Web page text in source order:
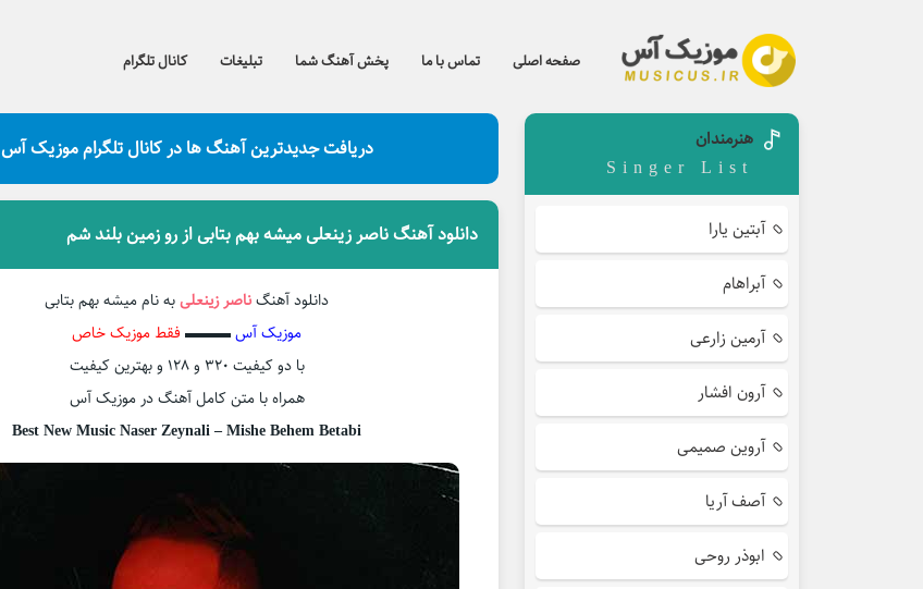
صفحه اصلی تماس با ما پخش آهنگ شما تبلیغات کانال تلگرام
دریافت جدیدترین آهنگ ها در کانال تلگرام موزیک آس
دانلود آهنگ ناصر زینعلی میشه بهم بتابی از رو زمین بلند شم
دانلود آهنگناصر زینعلیبه نام میشه بهم بتابی
موزیک آس▬▬▬ فقط موزیک خاص
با دو کیفیت ۳۲۰ و ۱۲۸ و بهترین کیفیت
همراه با متن کامل آهنگ در موزیک آس
Best New Music Naser Zeynali – Mishe Behem Betabi
هنرمندان
Singer List
آبتین یارا
آبراهام
آرمین زارعی
آرون افشار
آروین صمیمی
آصف آریا
ابوذر روحی